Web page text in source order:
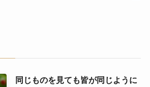
同じものを見ても皆が同じように